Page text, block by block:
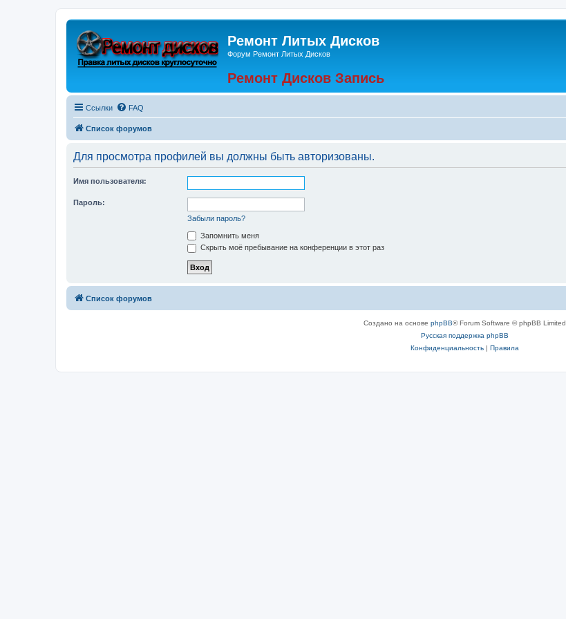
Ремонт Литых Дисков
Форум Ремонт Литых Дисков
Ремонт Дисков Запись
Ссылки FAQ
Список форумов
Для просмотра профилей вы должны быть авторизованы.
Имя пользователя:
Пароль:
Забыли пароль?
Запомнить меня
Скрыть моё пребывание на конференции в этот раз
Список форумов
Создано на основе phpBB® Forum Software © phpBB Limited
Русская поддержка phpBB
Конфиденциальность| Правила